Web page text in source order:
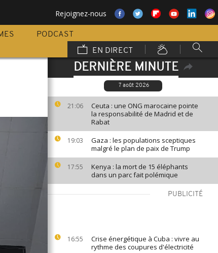
Rejoignez-nous
PODCAST
EN DIRECT
DERNIÈRE MINUTE
7 août 2026
21:06
Ceuta : une ONG marocaine pointe
la responsabilité de Madrid et de
Rabat
19:03
Gaza : les populations sceptiques
malgré le plan de paix de Trump
17:55
Kenya : la mort de 15 éléphants
dans un parc fait polémique
PUBLICITÉ
16:55
Crise énergétique à Cuba : vivre au
rythme des coupures d'électricité